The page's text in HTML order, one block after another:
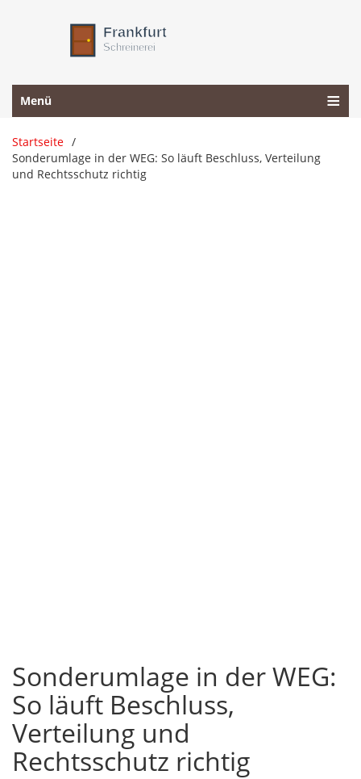
Menü
Startseite
Sonderumlage in der WEG: So läuft Beschluss, Verteilung
und Rechtsschutz richtig
Sonderumlage in der WEG:
So läuft Beschluss,
Verteilung und
Rechtsschutz richtig